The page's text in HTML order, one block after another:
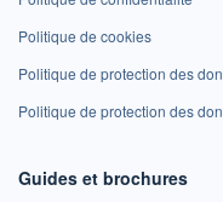
Politique de cookies
Politique de protection des
Politique de protection des
Guides et brochures